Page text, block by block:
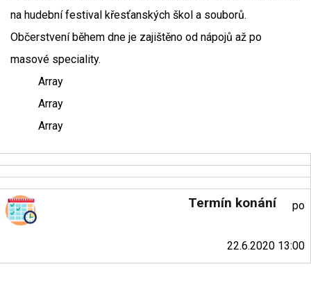
na hudební festival křesťanských škol a souborů.
Občerstvení během dne je zajištěno od nápojů až po
masové speciality.
Array
Array
Array
Termín konání po
22.6.2020 13:00